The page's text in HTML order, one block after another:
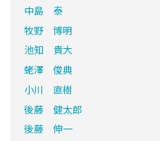
中島 泰
牧野 博明
池知 貴大
蛯澤 俊典
小川 直樹
後藤 健太郎
後藤 伸一